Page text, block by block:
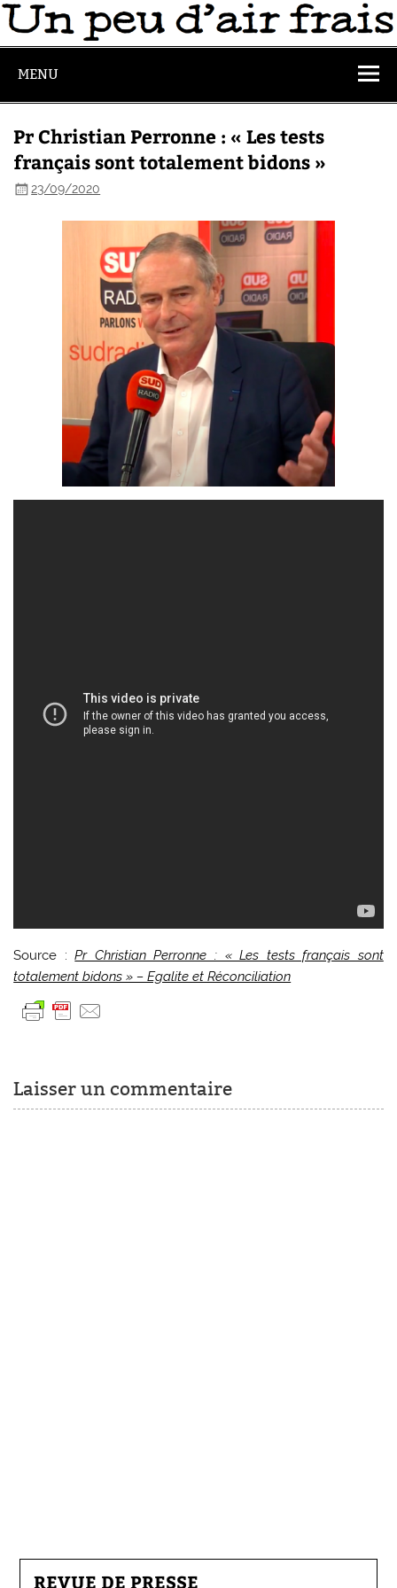
MENU
Pr Christian Perronne : « Les tests
français sont totalement bidons »
23/09/2020
Source :Pr Christian Perronne : « Les tests français sont
totalement bidons » – Egalite et Réconciliation
Laisser un commentaire
REVUE DE PRESSE